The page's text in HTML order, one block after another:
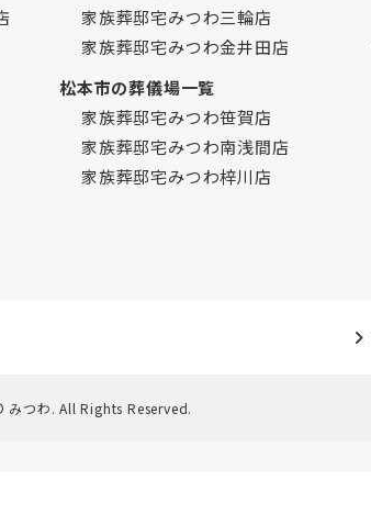
家族葬邸宅みつわ三輪店
家族葬邸宅みつわ金井田店
松本市の葬儀場一覧
家族葬邸宅みつわ笹賀店
家族葬邸宅みつわ南浅間店
家族葬邸宅みつわ梓川店
みつわ. All Rights Reserved.